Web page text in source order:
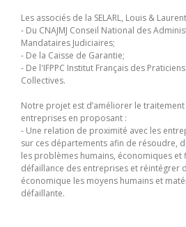
Les associés de la SELARL, Louis &
- Du CNAJMJ Conseil National des
Mandataires Judiciaires;
- De la Caisse de Garantie;
- De l'IFPPC Institut Français des
Collectives.
Notre projet est d’améliorer le
entreprises en proposant :
- Une relation de proximité avec les
sur ces départements afin de résoudre,
les problèmes humains, économiques et
défaillance des entreprises et réintégrer
économique les moyens humains et
défaillante.